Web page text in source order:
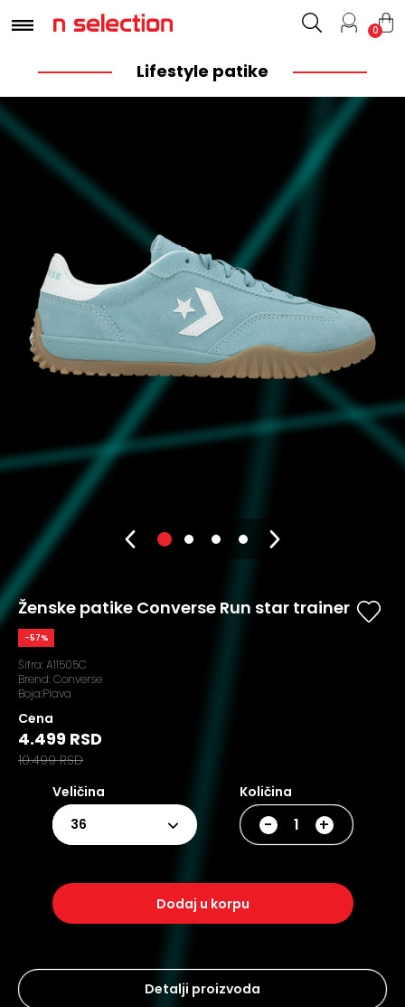
0
Lifestyle patike
Ženske patike Converse Run star trainer
-57%
Šifra:A11505C
Brend:Converse
Boja:Plava
Cena
4.499 RSD
10.499 RSD
Veličina
36
Količina
- +
dodaj u korpu
Detalji proizvoda